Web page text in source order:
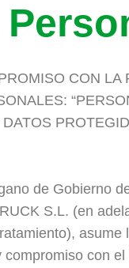
CON LA
de Gobierno
S.L. (en
asume
compromiso con el